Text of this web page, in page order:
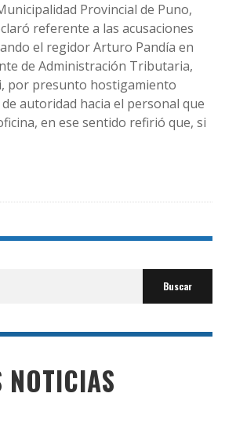
Provincial de Puno,
referente a las acusaciones
el regidor Arturo Pandía en
de Administración Tributaria,
por presunto hostigamiento
autoridad hacia el personal que
en ese sentido refirió que, si
NOTICIAS